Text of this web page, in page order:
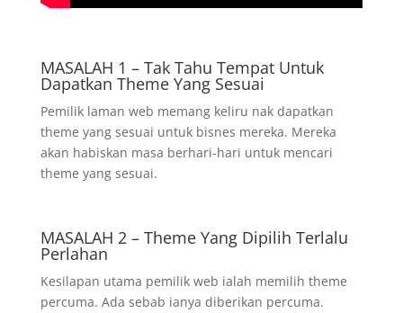
MASALAH 1 – Tak Tahu Tempat Untuk
Dapatkan Theme Yang Sesuai
Pemilik laman web memang keliru nak dapatkan
theme yang sesuai untuk bisnes mereka. Mereka
akan habiskan masa berhari-hari untuk mencari
theme yang sesuai.
MASALAH 2 – Theme Yang Dipilih Terlalu
Perlahan
Kesilapan utama pemilik web ialah memilih theme
percuma. Ada sebab ianya diberikan percuma.